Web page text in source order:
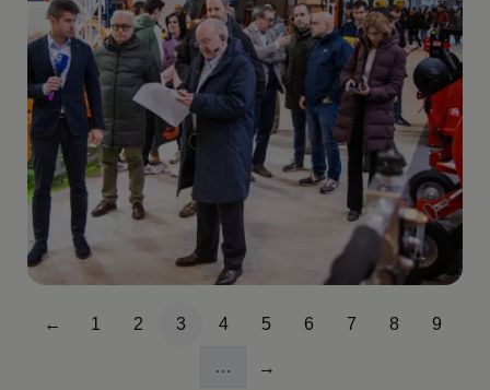
Página anterior
←
Página
1
Página
2
Página
3
Página
4
Página
5
Página
6
Página
7
Página
8
Página
9
…
Siguiente página
→